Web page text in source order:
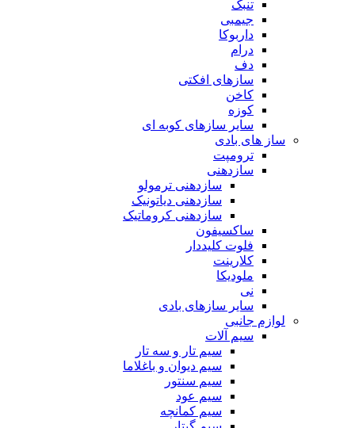
تنبک
جیمبی
داربوکا
درام
دف
سازهای افکتی
کاخن
کوزه
سایر سازهای کوبه ای
ساز های بادی
ترومپت
سازدهنی
سازدهنی ترمولو
سازدهنی دیاتونیک
سازدهنی کروماتیک
ساکسیفون
فلوت کلیددار
کلارینت
ملودیکا
نی
سایر سازهای بادی
لوازم جانبی
سیم آلات
سیم تار و سه تار
سیم دیوان و باغلاما
سیم سنتور
سیم عود
سیم کمانچه